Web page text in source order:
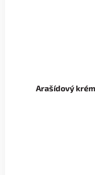
Arašídový